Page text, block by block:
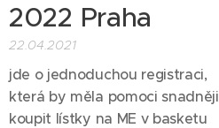
2022 Praha
22.04.2021
jde o jednoduchou registraci,
která by měla pomoci snadněji
koupit lístky na ME v basketu